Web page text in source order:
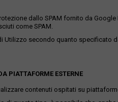
dallo SPAM fornito da
come SPAM.
Utilizzo secondo quanto specificato
PIATTAFORME ESTERNE
contenuti ospitati su